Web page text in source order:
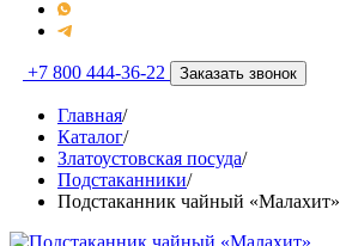
+7 800 444-36-22 Заказать звонок
Главная/
Каталог/
Златоустовская посуда/
Подстаканники/
Подстаканник чайный «Малахит»